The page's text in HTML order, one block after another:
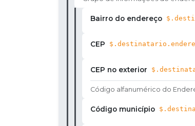
Bairro do endereço
CEP
CEP no exterior
Código alfanumérico do
Código município